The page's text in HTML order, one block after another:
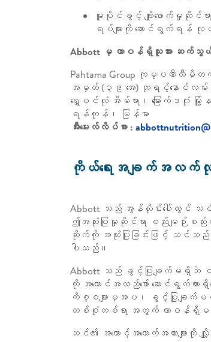
မူပိုင်ခွင့် ချိုးဖောက်မှု
ရပ်များကို ဆောင်ရွက်
Abbott မှ တာဝန်ရှိသူအား ဆက်
Pahtama Group ကုမ္ပဏီလီမိတ
အမှတ် (၃၉ အေ) ဘုရင့်နောင်လ
ရွှေပင်လုံ အိမ်ရာ၊ မြောက်ဒဂုံ မြို့
ရန်ကုန်၊ မြန်မာ
အီးမေးလ်လိပ်စာ :
ကိုယ်ရေးအချက်အလက်
Abbott သည် အွန်လိုင်းပေါ်တွင်
ဤအသုံးပြုမှုဆိုင်ရာ စည်းမျဉ်းစည်
ဆိုက်ကို အသုံးပြုခြင်းဖြင့် သင်သည်
ပါသည်။
Abbott သည် ခွင့်ပြုချက်မရှိဘဲ ဝင်
ကို အကောင်အထည်ဖော် ဆောင်ရွက်
ကိစ္စများမှအပ၊ ခွင့်ပြုချက်မရှိဘဲ
တစ်စုံတစ်ရာ အတွက် တာဝန်ရှိ
သင်၏ အကောင့်အထောက်အထားမျာ